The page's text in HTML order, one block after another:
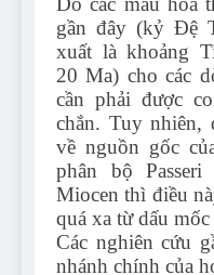
gần đây (kỷ Đệ
xuất là khoảng
20 Ma) cho các
cần phải được
chắn. Tuy nhiên,
về nguồn gốc
phân bộ
Miocen thì điều
quá xa từ dấu mốc
Các nghiên cứu
nhánh chính của